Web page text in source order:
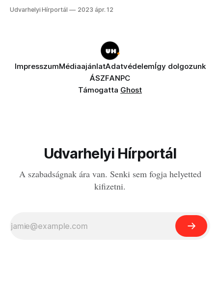
Udvarhelyi Hírportál 2023 ápr. 12
ImpresszumMédiaajánlatAdatvédelemÍgy dolgozunk
ÁSZFANPC
Támogatta Ghost
Udvarhelyi Hírportál
A szabadságnak ára van. Senki sem fogja helyetted
kifizetni.